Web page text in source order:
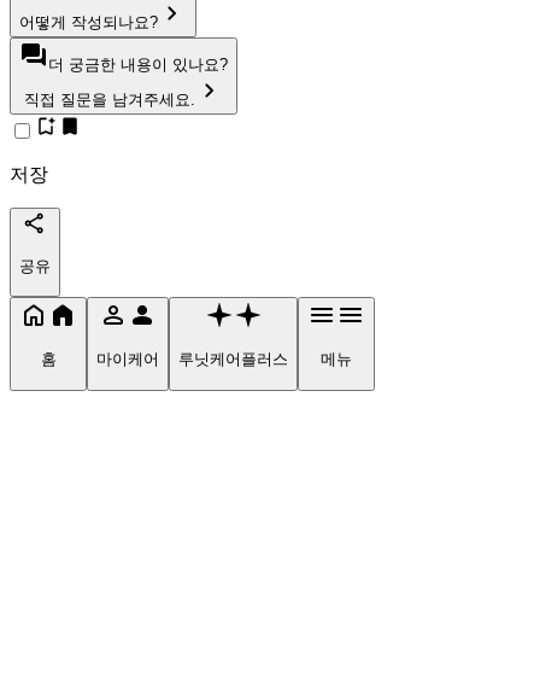
어떻게 작성되나요?
더 궁금한 내용이 있나요?
직접 질문을 남겨주세요.
저장
공유
홈 마이케어 루닛케어플러스 메뉴